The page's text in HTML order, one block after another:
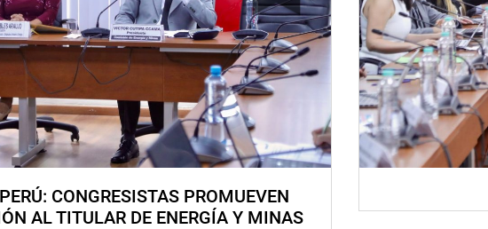
CONGRESISTAS PROMUEVEN
AL TITULAR DE ENERGÍA Y MINAS